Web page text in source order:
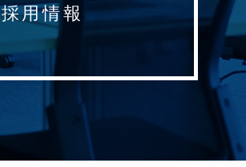
採用情報